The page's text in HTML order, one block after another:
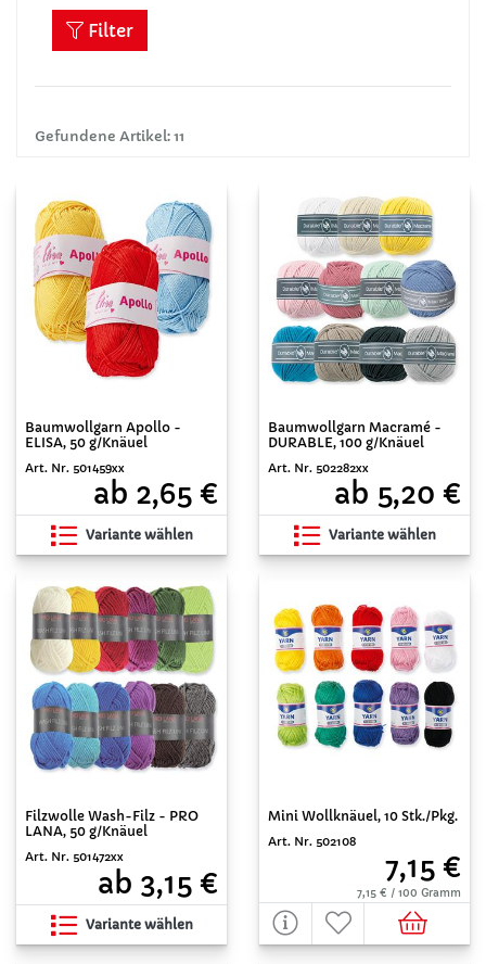
Gefundene Artikel: 11
Filter
Baumwollgarn Apollo -
ELISA, 50 g/Knäuel
Art. Nr. 501459xx
ab 2,65 €
Variante wählen
Baumwollgarn Macramé -
DURABLE, 100 g/Knäuel
Art. Nr. 502282xx
ab 5,20 €
Variante wählen
Filzwolle Wash-Filz - PRO
LANA, 50 g/Knäuel
Art. Nr. 501472xx
ab 3,15 €
Variante wählen
Mini Wollknäuel, 10 Stk./Pkg.
Art. Nr. 502108
7,15 €
7,15 € / 100 Gramm